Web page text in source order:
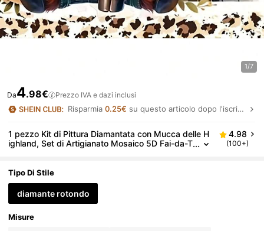
1/7
Da4.98€ Prezzo IVA e dazi inclusi
Risparmia0.25€ su questo articolo dopo l'iscrizione.
1 pezzo Kit di Pittura Diamantata con Mucca delle H
ighland, Set di Artigianato Mosaico 5D Fai-da-T
Cornice, Regalo per Compleanni e Feste
4.98
(100+)
Tipo Di Stile
diamante rotondo
Misure